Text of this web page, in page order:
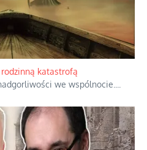
katastrofą
we wspólnocie.